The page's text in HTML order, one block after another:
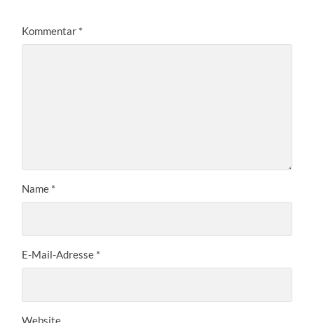
Kommentar *
Name *
E-Mail-Adresse *
Website